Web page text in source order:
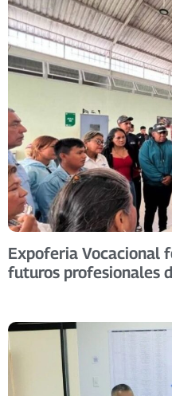
Expoferia Vocacional
futuros profesionales